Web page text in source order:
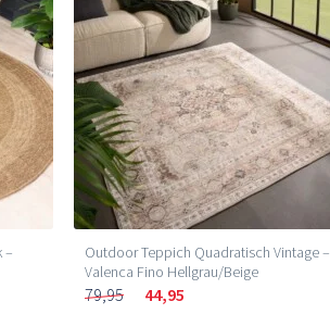
Niedrigster Preis (m²)
Höchster Preis (m²)
–
Outdoor Teppich Quadratisch Vintage –
Valenca Fino Hellgrau/Beige
79,95 44,95